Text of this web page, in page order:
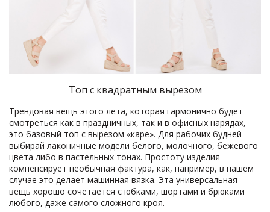
Топ с квадратным вырезом
Трендовая вещь этого лета, которая гармонично будет
смотреться как в праздничных, так и в офисных нарядах,
это базовый топ с вырезом «каре». Для рабочих будней
выбирай лаконичные модели белого, молочного, бежевого
цвета либо в пастельных тонах. Простоту изделия
компенсирует необычная фактура, как, например, в нашем
случае это делает машинная вязка. Эта универсальная
вещь хорошо сочетается с юбками, шортами и брюками
любого, даже самого сложного кроя.